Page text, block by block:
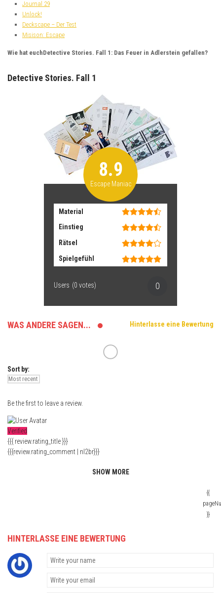
Journal 29
Unlock!
Deckscape – Der Test
Misison: Escape
Wie hat euchDetective Stories. Fall 1: Das Feuer in Adlerstein gefallen?
Detective Stories. Fall 1
8.9
Escape Maniac
Material
Einstieg
Rätsel
Spielgefühl
Users (0 votes) 0
WAS ANDERE SAGEN... Hinterlasse eine Bewertung
Sort by:
Be the first to leave a review.
Verified
{{{ review.rating_title }}}
{{{review.rating_comment | nl2br}}}
SHOW MORE
{{
}}
HINTERLASSE EINE BEWERTUNG